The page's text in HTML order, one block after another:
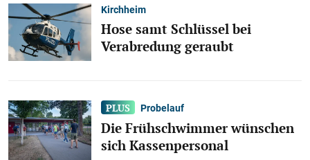
Kirchheim
Hose samt Schlüssel bei
Verabredung geraubt
Probelauf
Die Frühschwimmer wünschen
sich Kassenpersonal